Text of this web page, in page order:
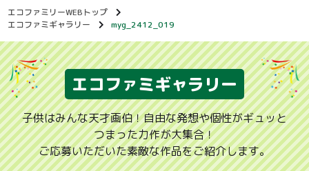
エコファミリーWEBトップ
エコファミギャラリー
myg_2412_019
エコファミギャラリー
子供はみんな天才画伯！自由な発想や個性がギュッと
つまった力作が大集合！
ご応募いただいた素敵な作品をご紹介します。